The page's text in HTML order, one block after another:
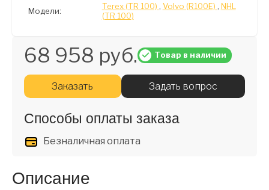
Модели: Terex (TR 100) , Volvo (R100E) , NHL
(TR 100)
68 958 руб. Товар в наличии
Заказать Задать вопрос
Способы оплаты заказа
Безналичная оплата
Описание